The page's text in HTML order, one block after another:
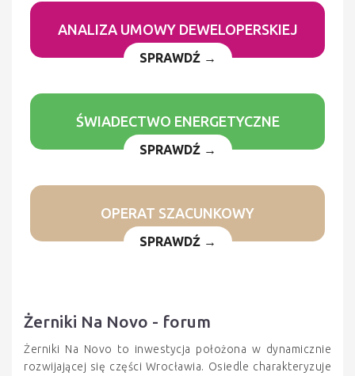
ANALIZA UMOWY DEWELOPERSKIEJ
SPRAWDŹ →
ŚWIADECTWO ENERGETYCZNE
SPRAWDŹ →
OPERAT SZACUNKOWY
SPRAWDŹ →
Żerniki Na Novo - forum
Żerniki Na Novo to inwestycja położona w dynamicznie
rozwijającej się części Wrocławia. Osiedle charakteryzuje